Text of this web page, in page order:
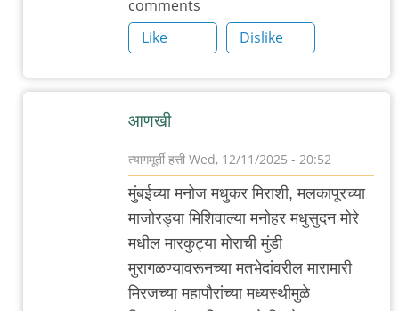
म
चा
अनुप्रास
by
हत्ती
comments
Like
Dislike
आणखी
त्यागमूर्ती हत्ती Wed, 12/11/2025 - 20:52
In
reply
चा
अनुप्रास
मुंबईच्या मनोज मधुकर मिराशी, मलकापूरच्या
माजोरड्या मिशिवाल्या मनोहर मधुसुदन मोरे
मधील मारकुट्या मोराची मुंडी
मुरागळण्यावरूनच्या मतभेदांवरील मारामारी
मिरजच्या महापौरांच्या मध्यस्थीमुळे